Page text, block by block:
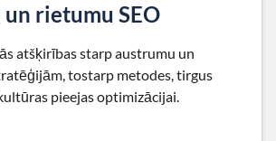
rietumu SEO
atšķirības starp austrumu un
tostarp metodes, tirgus
pieejas optimizācijai.